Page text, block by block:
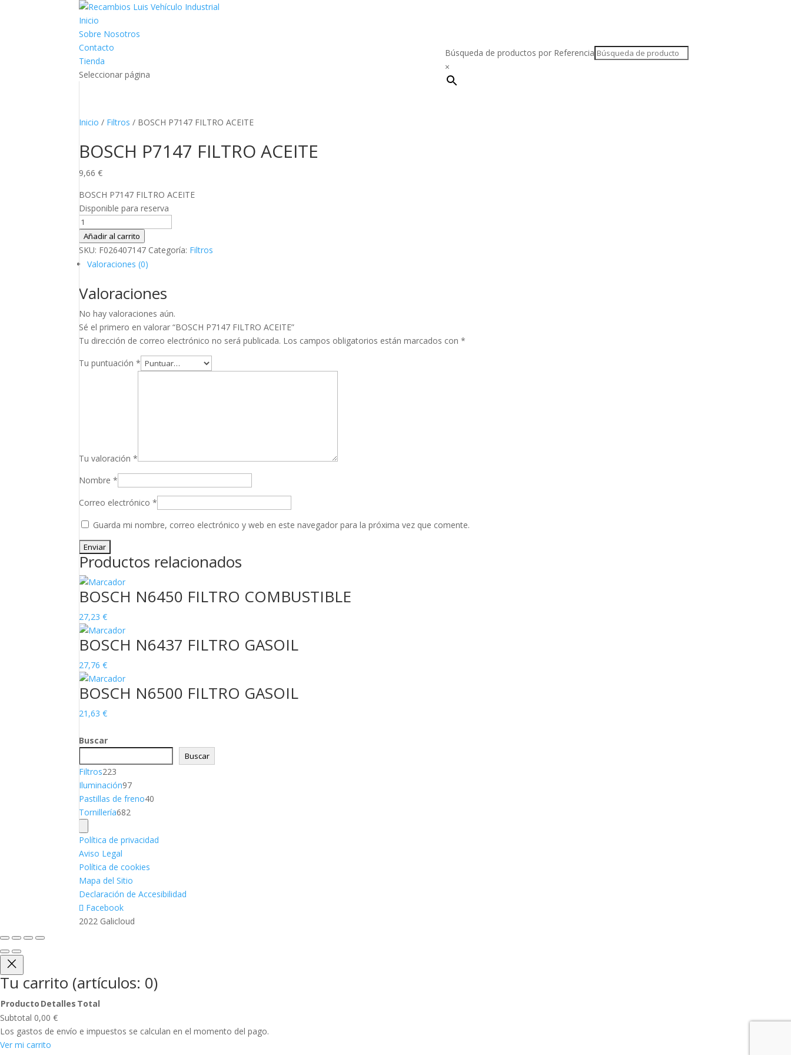
Inicio
Sobre Nosotros
Contacto
Tienda
Seleccionar página
Búsqueda de productos por Referencia
×
Inicio / Filtros / BOSCH P7147 FILTRO ACEITE
BOSCH P7147 FILTRO ACEITE
9,66€
BOSCH P7147 FILTRO ACEITE
Disponible para reserva
BOSCH
P7147
FILTRO
ACEITE
Añadir al carrito
SKU: F026407147 Categoría: Filtros
Valoraciones (0)
Valoraciones
No hay valoraciones aún.
Sé el primero en valorar “BOSCH P7147 FILTRO ACEITE”
Tu dirección de correo electrónico no será publicada. Los campos obligatorios están marcados con*
Tu puntuación*
Tu valoración*
Nombre*
Correo electrónico*
Guarda mi nombre, correo electrónico y web en este navegador para la próxima vez que comente.
Productos relacionados
BOSCH N6450 FILTRO COMBUSTIBLE
27,23€
BOSCH N6437 FILTRO GASOIL
27,76€
BOSCH N6500 FILTRO GASOIL
21,63€
Buscar
Buscar
Filtros223
productos
Iluminación9797
productos
Pastillas de freno40
Tornillería682
Política de privacidad
Aviso Legal
Política de cookies
Mapa del Sitio
Declaración de Accesibilidad
Facebook
2022 Galicloud
Tu carrito (artículos: 0)
Productos
del
carrito
Producto Detalles Total
Subtotal 0,00 €
Los gastos de envío e impuestos se calculan en el momento del pago.
Ver mi carrito